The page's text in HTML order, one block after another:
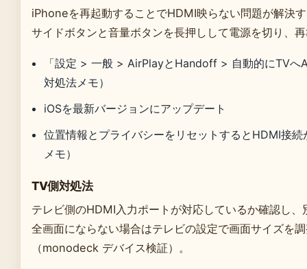
iPhoneを再起動することでHDMI映らない問題が解決
サイドボタンと音量ボタンを長押しして電源を切り、
「設定 > 一般 > AirPlayとHandoff > 自動的にTV
対処法メモ）
iOSを最新バージョンにアップデート
位置情報とプライバシーをリセットするとHDMI接
メモ）
TV側対処法
テレビ側のHDMI入力ポートが対応しているか確認し
全画面にならない場合はテレビの設定で画面サイズを
（monodeck デバイス検証）。